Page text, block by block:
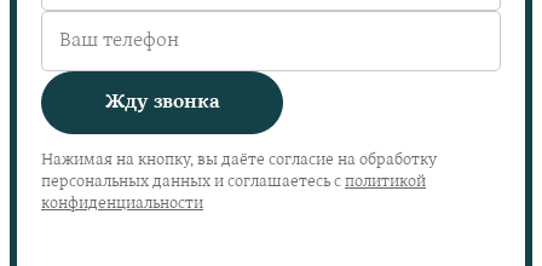
Жду звонка
Нажимая на кнопку, вы даёте согласие на обработку
персональных данных и соглашаетесь с политикой
конфиденциальности